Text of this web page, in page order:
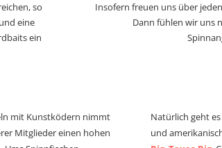
so
eine
ein
Insofern freuen uns über
Dann fühlen wir uns
mit Kunstködern nimmt
Mitglieder einen hohen
Natürlich geht
und